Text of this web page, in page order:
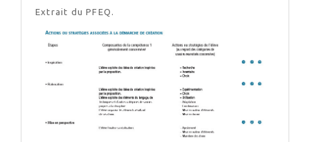
Extrait du PFEQ.